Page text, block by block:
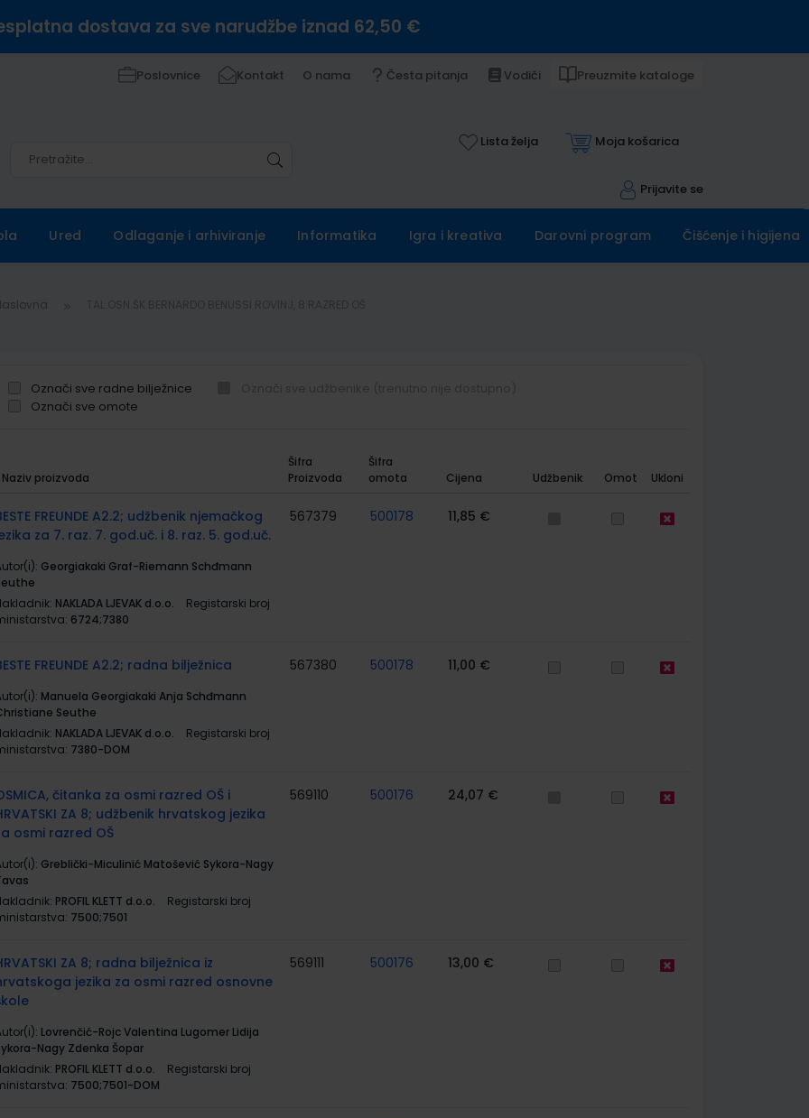
dostava za sve narudžbe iznad 62,50 €
Poslovnice Kontakt O nama Česta pitanja Vodiči Preuzmite kataloge
Lista želja Moja košarica
Prijavite se
Ured Odlaganje i arhiviranje Informatika Igra i kreativa Darovni program Čišćenje i higijena
Označi sve radne bilježnice
Označi sve omote
Naziv proizvoda
Šifra
Proizvoda
Šifra
omota
Cijena Udžbenik Omot Ukloni
FREUNDE A2.2; udžbenik njemačkog
za 7. raz. 7. god.uč. i 8. raz. 5. god.uč.
Georgiakaki Graf-Riemann Schđmann
NAKLADA LJEVAK d.o.o.
Registarski broj
6724;7380
567379 500178 11,85 €
FREUNDE A2.2; radna bilježnica
Manuela Georgiakaki Anja Schđmann
Seuthe
NAKLADA LJEVAK d.o.o.
Registarski broj
7380-DOM
567380 500178 11,00 €
čitanka za osmi razred OŠ i
ZA 8; udžbenik hrvatskog jezika
osmi razred OŠ
Greblički-Miculinić Matošević Sykora-Nagy
PROFIL KLETT d.o.o.
Registarski broj
7500;7501
569110 500176 24,07 €
ZA 8; radna bilježnica iz
jezika za osmi razred osnovne
Lovrenčić-Rojc Valentina Lugomer Lidija
Nagy Zdenka Šopar
PROFIL KLETT d.o.o.
Registarski broj
7500;7501-DOM
569111 500176 13,00 €